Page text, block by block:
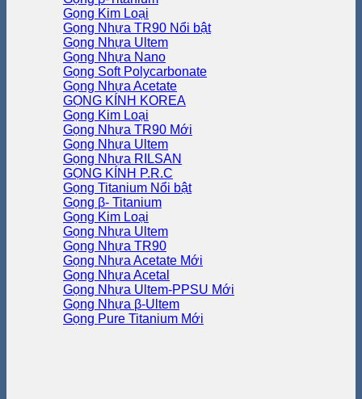
Gọng Kim Loại
Gọng Nhựa TR90
Gọng Nhựa Ultem
Gọng Nhựa Nano
Gọng Soft Polycarbonate
Gọng Nhựa Acetate
GỌNG KÍNH KOREA
Gọng Kim Loại
Gọng Nhựa TR90
Gọng Nhựa Ultem
Gọng Nhựa RILSAN
GỌNG KÍNH P.R.C
Gọng Titanium
Gọng β- Titanium
Gọng Kim Loại
Gọng Nhựa Ultem
Gọng Nhựa TR90
Gọng Nhựa Acetate
Gọng Nhựa Acetal
Gọng Nhựa Ultem-PPSU
Gọng Nhựa β-Ultem
Gọng Pure Titanium